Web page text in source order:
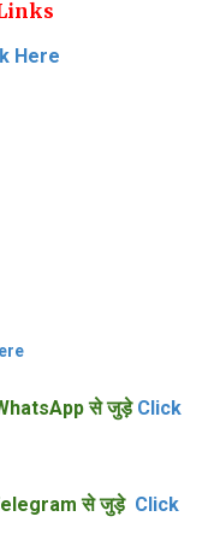
Here
से जुड़ेClick
से जुड़ेClick